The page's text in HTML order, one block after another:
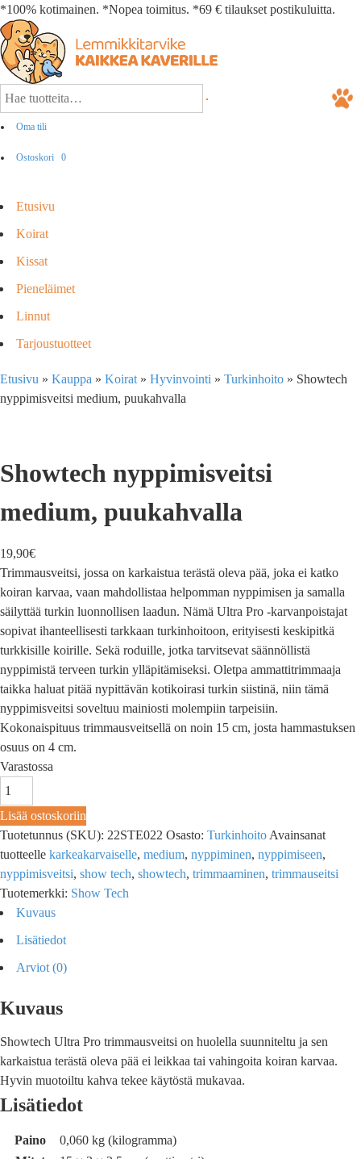
*100% kotimainen. *Nopea toimitus. *69 € tilaukset postikuluitta.
Oma tili
Ostoskori 0
Etusivu
Koirat
Kissat
Pieneläimet
Linnut
Tarjoustuotteet
Etusivu » Kauppa » Koirat » Hyvinvointi » Turkinhoito » Showtech
nyppimisveitsi medium, puukahvalla
Showtech nyppimisveitsi
medium, puukahvalla
19,90€
Trimmausveitsi, jossa on karkaistua terästä oleva pää, joka ei katko
koiran karvaa, vaan mahdollistaa helpomman nyppimisen ja samalla
säilyttää turkin luonnollisen laadun. Nämä Ultra Pro -karvanpoistajat
sopivat ihanteellisesti tarkkaan turkinhoitoon, erityisesti keskipitkä
turkkisille koirille. Sekä roduille, jotka tarvitsevat säännöllistä
nyppimistä terveen turkin ylläpitämiseksi. Oletpa ammattitrimmaaja
taikka haluat pitää nypittävän kotikoirasi turkin siistinä, niin tämä
nyppimisveitsi soveltuu mainiosti molempiin tarpeisiin.
Kokonaispituus trimmausveitsellä on noin 15 cm, josta hammastuksen
osuus on 4 cm.
Varastossa
Lisää ostoskoriin
Tuotetunnus (SKU): 22STE022 Osasto: Turkinhoito Avainsanat
tuotteelle karkeakarvaiselle, medium, nyppiminen, nyppimiseen,
nyppimisveitsi, show tech, showtech, trimmaaminen, trimmauseitsi
Tuotemerkki: Show Tech
Kuvaus
Lisätiedot
Arviot (0)
Kuvaus
Showtech Ultra Pro trimmausveitsi on huolella suunniteltu ja sen
karkaistua terästä oleva pää ei leikkaa tai vahingoita koiran karvaa.
Hyvin muotoiltu kahva tekee käytöstä mukavaa.
Lisätiedot
Paino
0,060 kg (kilogramma)